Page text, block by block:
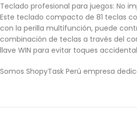
Teclado profesional para juegos: No
Este teclado compacto de 81 teclas
con la perilla multifunción, puede
combinación de teclas a través del
llave WIN para evitar toques
Somos ShopyTask Perú empresa